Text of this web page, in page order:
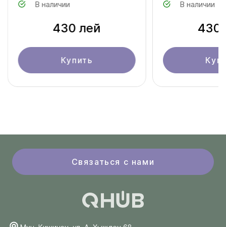
В наличии
430 лей
Купить
В наличии
430
Связаться с нами